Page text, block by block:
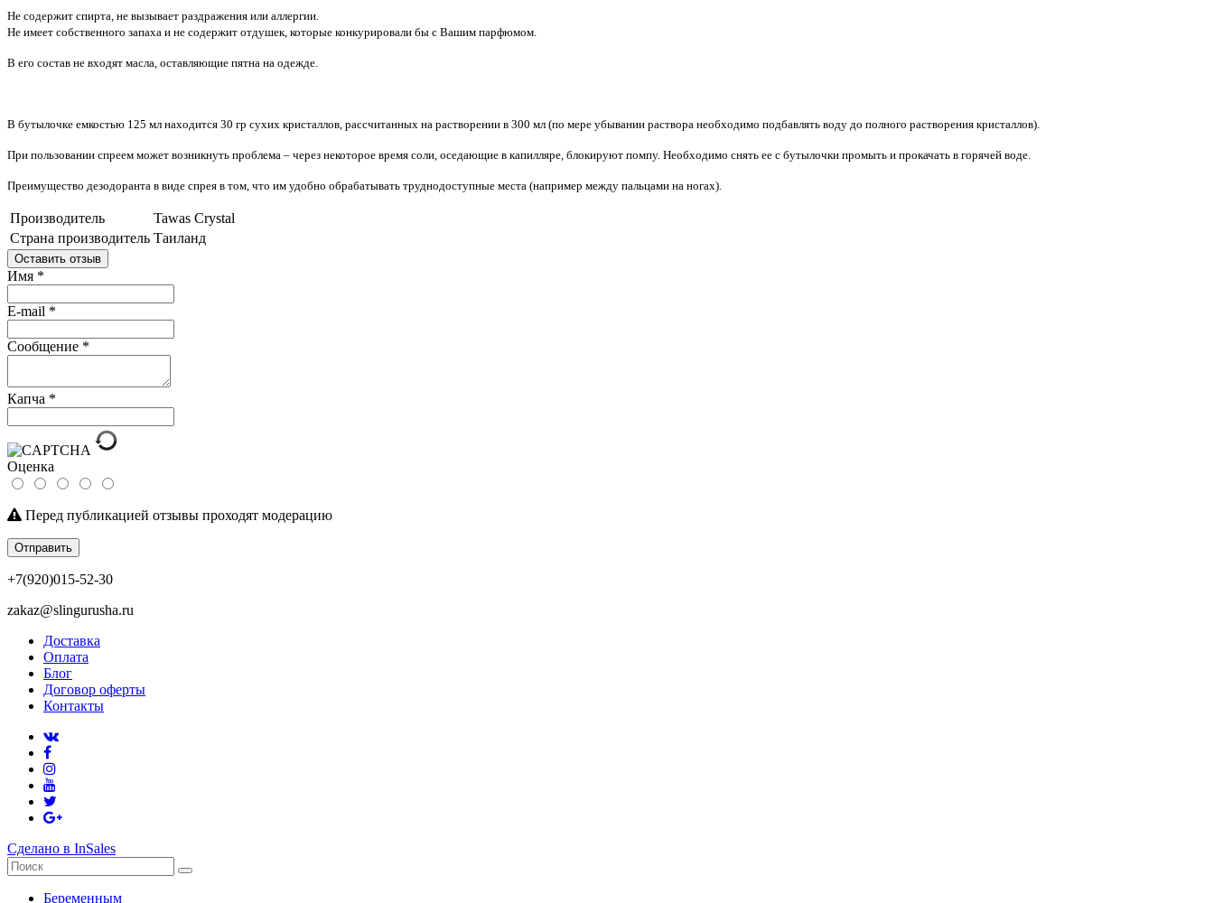
Не содержит спирта, не вызывает раздражения или аллергии.
Не имеет собственного запаха и не содержит отдушек, которые конкурировали бы с Вашим парфюмом.
В его состав не входят масла, оставляющие пятна на одежде.
В бутылочке емкостью 125 мл находится 30 гр сухих кристаллов, рассчитанных на растворении в 300 мл (по мере убывании раствора необходимо подбавлять воду до полного растворения кристаллов).
При пользовании спреем может возникнуть проблема – через некоторое время соли, оседающие в капилляре, блокируют помпу. Необходимо снять ее с бутылочки промыть и прокачать в горячей воде.
Преимущество дезодоранта в виде спрея в том, что им удобно обрабатывать труднодоступные места (например между пальцами на ногах).
Производитель
Tawas Crystal
Страна производитель Таиланд
Оставить отзыв
Имя *
E-mail *
Сообщение *
Капча *
Оценка
Перед публикацией отзывы проходят модерацию
Отправить
+7(920)015-52-30
zakaz@slingurusha.ru
Доставка
Оплата
Блог
Договор оферты
Контакты
Сделано в InSales
Беременным